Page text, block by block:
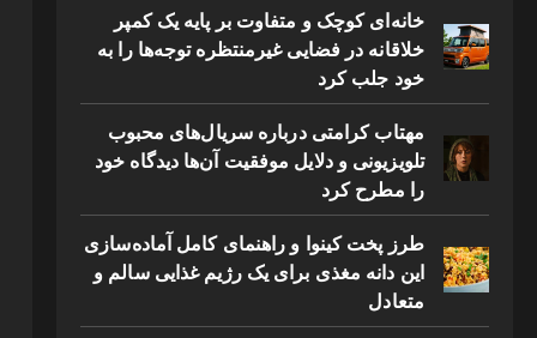
خانه‌ای کوچک و متفاوت بر پایه یک کمپر
خلاقانه در فضایی غیرمنتظره توجه‌ها را به
خود جلب کرد
مهتاب کرامتی درباره سریال‌های محبوب
تلویزیونی و دلایل موفقیت آن‌ها دیدگاه خود
را مطرح کرد
طرز پخت کینوا و راهنمای کامل آماده‌سازی
این دانه مغذی برای یک رژیم غذایی سالم و
متعادل